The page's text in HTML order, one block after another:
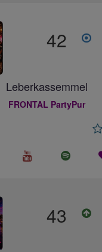
42
Leberkassemmel
FRONTAL PartyPur
43